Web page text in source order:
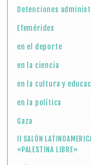
Gaza
II SALÓN
«PALESTINA LIBRE»
Informes
Jerusalén
La cuestión del agua
Muro de Separación
Noticias
Noticias Locales